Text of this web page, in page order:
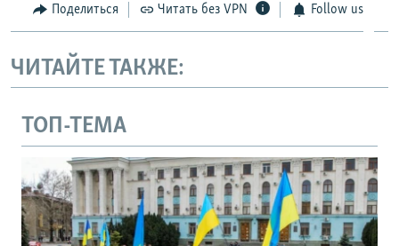
Поделиться Читать без VPN Follow us
ЧИТАЙТЕ ТАКЖЕ:
ТОП-ТЕМА